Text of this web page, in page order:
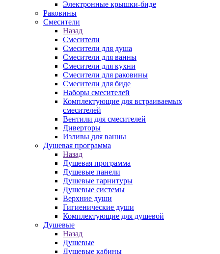
Электронные крышки-биде
Раковины
Смесители
Назад
Смесители
Смесители для душа
Смесители для ванны
Смесители для кухни
Смесители для раковины
Смесители для биде
Наборы смесителей
Комплектующие для встраиваемых
смесителей
Вентили для смесителей
Диверторы
Изливы для ванны
Душевая программа
Назад
Душевая программа
Душевые панели
Душевые гарнитуры
Душевые системы
Верхние души
Гигиенические души
Комплектующие для душевой
Душевые
Назад
Душевые
Душевые кабины